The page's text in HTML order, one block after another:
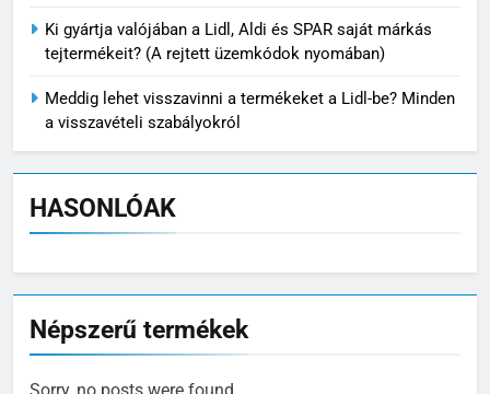
Ki gyártja valójában a Lidl, Aldi és SPAR saját márkás
tejtermékeit? (A rejtett üzemkódok nyomában)
Meddig lehet visszavinni a termékeket a Lidl-be? Minden
a visszavételi szabályokról
HASONLÓAK
Népszerű termékek